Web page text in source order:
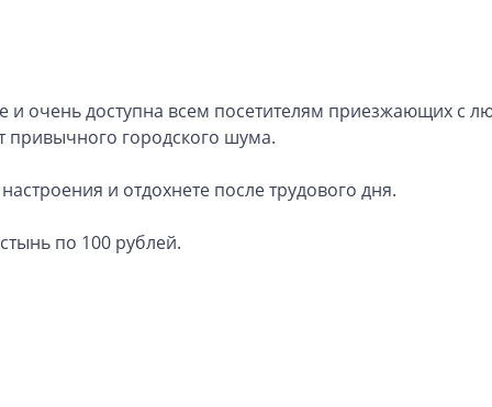
и очень доступна всем посетителям приезжающих с
привычного городского шума.
и отдохнете после трудового дня.
по 100 рублей.